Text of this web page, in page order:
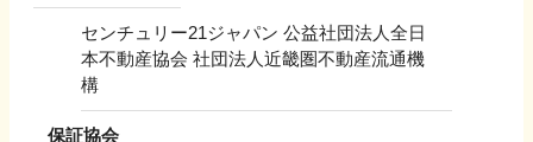
センチュリー21ジャパン 公益社団法人全日
本不動産協会 社団法人近畿圏不動産流通機
構
保証協会